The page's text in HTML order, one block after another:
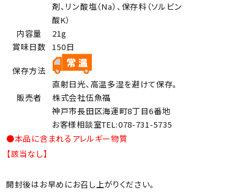
剤、リン酸塩（Na）、保存料（ソルビン
酸K）
内容量
21g
賞味日数 150日
保存方法
直射日光、高温多湿を避けて保存。
販売者
株式会社伍魚福
神戸市長田区海運町8丁目6番地
お客様相談室TEL:078-731-5735
●本品に含まれるアレルギー物質
【該当なし】
開封後はお早めにお召し上がりください。